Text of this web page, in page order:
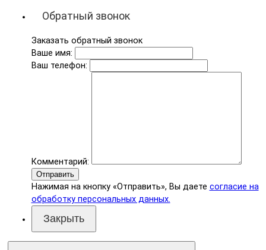
Обратный звонок
Заказать обратный звонок
Ваше имя:
Ваш телефон:
Комментарий:
Отправить
Нажимая на кнопку «Отправить», Вы даете согласие на
обработку персональных данных.
Закрыть